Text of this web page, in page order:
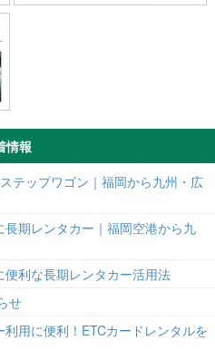
情報
テップワゴン｜福岡から九州・広
期レンタカー｜福岡空港から九
利な長期レンタカー活用法
せ
用に便利！ETCカードレンタルを